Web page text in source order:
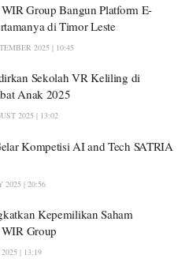
WIR Group Bangun Platform E-
di Timor Leste
2025 | 10:45
Sekolah VR Keliling di
Anak 2025
2025 | 13:02
Kompetisi AI and Tech SATRIA
2025 | 20:56
Kepemilikan Saham
Group
| 13:19